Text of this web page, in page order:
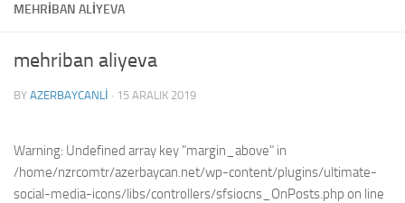
MEHRIBAN ALIYEVA
mehriban aliyeva
BY AZERBAYCANLI · 15 ARALIK 2019
Warning: Undefined array key "margin_above" in
/home/nzrcomtr/azerbaycan.net/wp-content/plugins/ultimate-
social-media-icons/libs/controllers/sfsiocns_OnPosts.php on line